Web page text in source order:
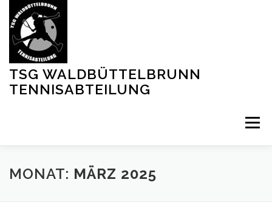
Inhalt
springen
TSG WALDBÜTTELBRUNN
TENNISABTEILUNG
Menü
MITGLIED WERDEN PLATZ BUCHEN
MONAT: MÄRZ 2025